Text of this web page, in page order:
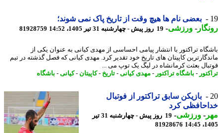
بعضی نام ها هیچ وقت از تاریخ پاک نمی شوند؛
-ورزشی-19 روز پیش - چهارشنبه 31 تیر 1405، 14:52 81928759
تراکتور با انتشار پیامی احساسی از مهدی کیانی به عنوان یکی از
کاپیتان های تاریخ خود تقدیر کرد. مهدی کیانی که فصل گذشته در تیم
بعثت کرمانشاه در لیگ یک توپ می ...
-باشگاه تراکتور -مهدی کیانی-تاریخ- کاپیتان-کیانی-باشگاه
بازیکن سابق تراکتور از فوتبال
کرد
-ورزشی-
19 روز پیش - چهارشنبه 31 تیر
81928676